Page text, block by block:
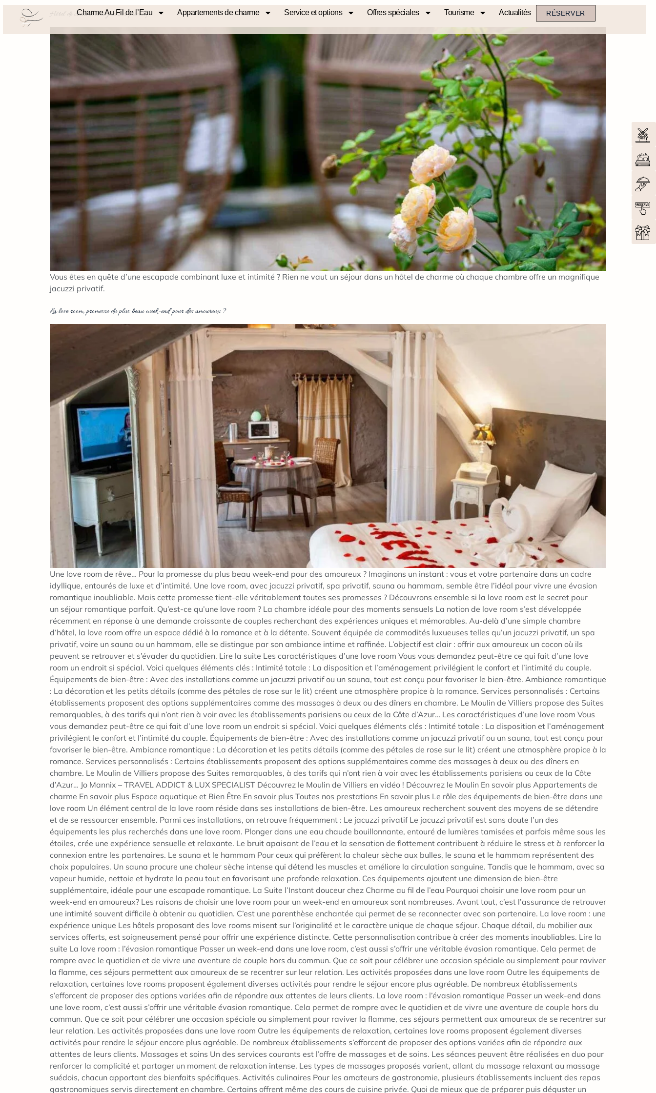
Charme Au Fil de l’Eau Appartements de charme Service et options Offres spéciales Tourisme Actualités RÉSERVER
Hôtel de charme avec jacuzzi privatif
Vous êtes en quête d’une escapade combinant luxe et intimité ? Rien ne vaut un séjour dans un hôtel de charme où chaque chambre offre un magnifique
jacuzzi privatif.
La love room, promesse du plus beau week-end pour des amoureux ?
Une love room de rêve… Pour la promesse du plus beau week-end pour des amoureux ? Imaginons un instant : vous et votre partenaire dans un cadre
idyllique, entourés de luxe et d’intimité. Une love room, avec jacuzzi privatif, spa privatif, sauna ou hammam, semble être l’idéal pour vivre une évasion
romantique inoubliable. Mais cette promesse tient-elle véritablement toutes ses promesses ? Découvrons ensemble si la love room est le secret pour
un séjour romantique parfait. Qu’est-ce qu’une love room ? La chambre idéale pour des moments sensuels La notion de love room s’est développée
récemment en réponse à une demande croissante de couples recherchant des expériences uniques et mémorables. Au-delà d’une simple chambre
d’hôtel, la love room offre un espace dédié à la romance et à la détente. Souvent équipée de commodités luxueuses telles qu’un jacuzzi privatif, un spa
privatif, voire un sauna ou un hammam, elle se distingue par son ambiance intime et raffinée. L’objectif est clair : offrir aux amoureux un cocon où ils
peuvent se retrouver et s’évader du quotidien. Lire la suite Les caractéristiques d’une love room Vous vous demandez peut-être ce qui fait d’une love
room un endroit si spécial. Voici quelques éléments clés : Intimité totale : La disposition et l’aménagement privilégient le confort et l’intimité du couple.
Équipements de bien-être : Avec des installations comme un jacuzzi privatif ou un sauna, tout est conçu pour favoriser le bien-être. Ambiance romantique
: La décoration et les petits détails (comme des pétales de rose sur le lit) créent une atmosphère propice à la romance. Services personnalisés : Certains
établissements proposent des options supplémentaires comme des massages à deux ou des dîners en chambre. Le Moulin de Villiers propose des Suites
remarquables, à des tarifs qui n’ont rien à voir avec les établissements parisiens ou ceux de la Côte d’Azur… Les caractéristiques d’une love room Vous
vous demandez peut-être ce qui fait d’une love room un endroit si spécial. Voici quelques éléments clés : Intimité totale : La disposition et l’aménagement
privilégient le confort et l’intimité du couple. Équipements de bien-être : Avec des installations comme un jacuzzi privatif ou un sauna, tout est conçu pour
favoriser le bien-être. Ambiance romantique : La décoration et les petits détails (comme des pétales de rose sur le lit) créent une atmosphère propice à la
romance. Services personnalisés : Certains établissements proposent des options supplémentaires comme des massages à deux ou des dîners en
chambre. Le Moulin de Villiers propose des Suites remarquables, à des tarifs qui n’ont rien à voir avec les établissements parisiens ou ceux de la Côte
d’Azur… Jo Mannix – TRAVEL ADDICT & LUX SPECIALIST Découvrez le Moulin de Villiers en vidéo ! Découvrez le Moulin En savoir plus Appartements de
charme En savoir plus Espace aquatique et Bien Être En savoir plus Toutes nos prestations En savoir plus Le rôle des équipements de bien-être dans une
love room Un élément central de la love room réside dans ses installations de bien-être. Les amoureux recherchent souvent des moyens de se détendre
et de se ressourcer ensemble. Parmi ces installations, on retrouve fréquemment : Le jacuzzi privatif Le jacuzzi privatif est sans doute l’un des
équipements les plus recherchés dans une love room. Plonger dans une eau chaude bouillonnante, entouré de lumières tamisées et parfois même sous les
étoiles, crée une expérience sensuelle et relaxante. Le bruit apaisant de l’eau et la sensation de flottement contribuent à réduire le stress et à renforcer la
connexion entre les partenaires. Le sauna et le hammam Pour ceux qui préfèrent la chaleur sèche aux bulles, le sauna et le hammam représentent des
choix populaires. Un sauna procure une chaleur sèche intense qui détend les muscles et améliore la circulation sanguine. Tandis que le hammam, avec sa
vapeur humide, nettoie et hydrate la peau tout en favorisant une profonde relaxation. Ces équipements ajoutent une dimension de bien-être
supplémentaire, idéale pour une escapade romantique. La Suite l’Instant douceur chez Charme au fil de l’eau Pourquoi choisir une love room pour un
week-end en amoureux? Les raisons de choisir une love room pour un week-end en amoureux sont nombreuses. Avant tout, c’est l’assurance de retrouver
une intimité souvent difficile à obtenir au quotidien. C’est une parenthèse enchantée qui permet de se reconnecter avec son partenaire. La love room : une
expérience unique Les hôtels proposant des love rooms misent sur l’originalité et le caractère unique de chaque séjour. Chaque détail, du mobilier aux
services offerts, est soigneusement pensé pour offrir une expérience distincte. Cette personnalisation contribue à créer des moments inoubliables. Lire la
suite La love room : l’évasion romantique Passer un week-end dans une love room, c’est aussi s’offrir une véritable évasion romantique. Cela permet de
rompre avec le quotidien et de vivre une aventure de couple hors du commun. Que ce soit pour célébrer une occasion spéciale ou simplement pour raviver
la flamme, ces séjours permettent aux amoureux de se recentrer sur leur relation. Les activités proposées dans une love room Outre les équipements de
relaxation, certaines love rooms proposent également diverses activités pour rendre le séjour encore plus agréable. De nombreux établissements
s’efforcent de proposer des options variées afin de répondre aux attentes de leurs clients. La love room : l’évasion romantique Passer un week-end dans
une love room, c’est aussi s’offrir une véritable évasion romantique. Cela permet de rompre avec le quotidien et de vivre une aventure de couple hors du
commun. Que ce soit pour célébrer une occasion spéciale ou simplement pour raviver la flamme, ces séjours permettent aux amoureux de se recentrer sur
leur relation. Les activités proposées dans une love room Outre les équipements de relaxation, certaines love rooms proposent également diverses
activités pour rendre le séjour encore plus agréable. De nombreux établissements s’efforcent de proposer des options variées afin de répondre aux
attentes de leurs clients. Massages et soins Un des services courants est l’offre de massages et de soins. Les séances peuvent être réalisées en duo pour
renforcer la complicité et partager un moment de relaxation intense. Les types de massages proposés varient, allant du massage relaxant au massage
suédois, chacun apportant des bienfaits spécifiques. Activités culinaires Pour les amateurs de gastronomie, plusieurs établissements incluent des repas
gastronomiques servis directement en chambre. Certains offrent même des cours de cuisine privée. Quoi de mieux que de préparer puis déguster un